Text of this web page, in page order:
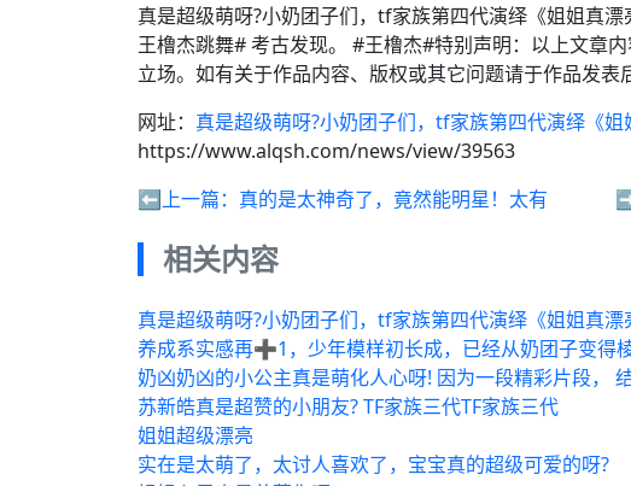
真是超级萌呀?小奶团子们，tf家族第四代演绎《姐姐真
王橹杰跳舞# 考古发现。 #王橹杰#特别声明：以上文章
立场。如有关于作品内容、版权或其它问题请于作品发表
网址： 真是超级萌呀?小奶团子们，tf家族第四代演绎《
https://www.alqsh.com/news/view/39563
⬅️上一篇： 真的是太神奇了，竟然能明星！太有
相关内容
真是超级萌呀?小奶团子们，tf家族第四代演绎《姐姐真漂
养成系实感再➕1，少年模样初长成，已经从奶团子变得
奶凶奶凶的小公主真是萌化人心呀! 因为一段精彩片段，
苏新皓真是超赞的小朋友? TF家族三代TF家族三代
姐姐超级漂亮
实在是太萌了，太讨人喜欢了，宝宝真的超级可爱的呀?